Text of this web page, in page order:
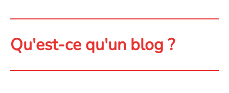
Qu'est-ce qu'un blog ?